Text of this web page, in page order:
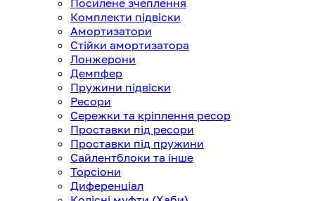
Комплекти підвіски
Амортизатори
Стійки амортизатора
Лонжерони
Демпфер
Пружини підвіски
Ресори
Сережки та кріплення ресор
Проставки під ресори
Проставки під пружини
Сайлентблоки та інше
Торсіони
Диференціал